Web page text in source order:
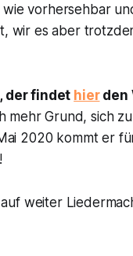
wie vorhersehbar
wir es aber
der findet hierden
mehr Grund, sich
2020 kommt er
weiter